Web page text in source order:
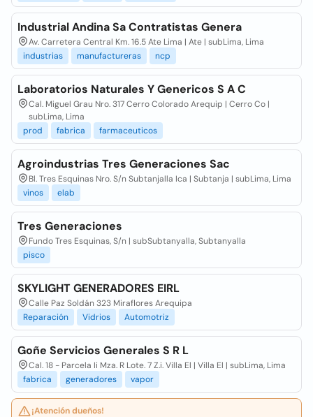
Industrial Andina Sa Contratistas Genera
Av. Carretera Central Km. 16.5 Ate Lima | Ate | subLima, Lima
industrias
manufactureras ncp
Laboratorios Naturales Y Genericos S A C
Cal. Miguel Grau Nro. 317 Cerro Colorado Arequip | Cerro Co |
subLima, Lima
prod
fabrica farmaceuticos
Agroindustrias Tres Generaciones Sac
Bl. Tres Esquinas Nro. S/n Subtanjalla Ica | Subtanja | subLima, Lima
vinos
elab
Tres Generaciones
Fundo Tres Esquinas, S/n | subSubtanyalla, Subtanyalla
pisco
SKYLIGHT GENERADORES EIRL
Calle Paz Soldán 323 Miraflores Arequipa
Reparación
Vidrios Automotriz
Goñe Servicios Generales S R L
Cal. 18 - Parcela Ii Mza. R Lote. 7 Z.i. Villa El | Villa El | subLima, Lima
fabrica
generadores vapor
¡Atención dueños!